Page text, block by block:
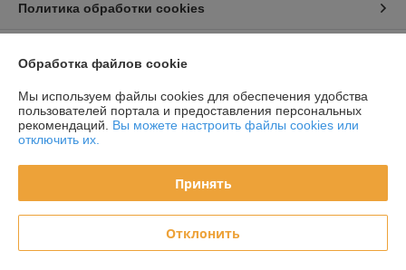
Политика обработки cookies
Информация для покупателя
Юридическое лицо:
Регистрационный номер ЕГР: 193602574
Регистрационный орган: Мингорисполком
Обработка файлов cookie
Мы используем файлы cookies для обеспечения удобства
пользователей портала и предоставления персональных
рекомендаций. Вы можете настроить файлы cookies или
отключить их.
Принять
Отклонить